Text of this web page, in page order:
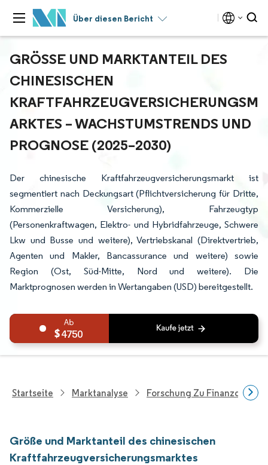
Über diesen Bericht
GRÖSSE UND MARKTANTEIL DES C
HINESISCHEN K
RAFTFAHRZEUGVERSICHERUNGSMA
RKTES – WACHSTUMSTRENDS UND P
ROGNOSE (2025–2030)
Der chinesische Kraftfahrzeugversicherungsmarkt ist
segmentiert nach Deckungsart (Pflichtversicherung für Dritte,
Kommerzielle Versicherung), Fahrzeugtyp
(Personenkraftwagen, Elektro- und Hybridfahrzeuge, Schwere
Lkw und Busse und weitere), Vertriebskanal (Direktvertrieb,
Agenten und Makler, Bancassurance und weitere) sowie
Region (Ost, Süd-Mitte, Nord und weitere). Die
Marktprognosen werden in Wertangaben (USD) bereitgestellt.
4750
Startseite Marktanalyse Forschung Zu
Größe und Marktanteil des chinesischen
Kraftfahrzeugversicherungsmarktes